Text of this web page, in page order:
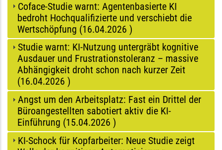
Coface-Studie warnt: Agentenbasierte KI
bedroht Hochqualifizierte und verschiebt die
Wertschöpfung (16.04.2026 )
Studie warnt: KI-Nutzung untergräbt kognitive
Ausdauer und Frustrationstoleranz – massive
Abhängigkeit droht schon nach kurzer Zeit
(16.04.2026 )
Angst um den Arbeitsplatz: Fast ein Drittel der
Büroangestellten sabotiert aktiv die KI-
Einführung (15.04.2026 )
KI-Schock für Kopfarbeiter: Neue Studie zeigt